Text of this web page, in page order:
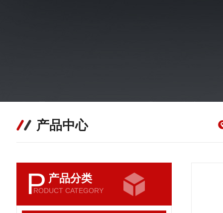
产品中心
P 产品分类
RODUCT CATEGORY